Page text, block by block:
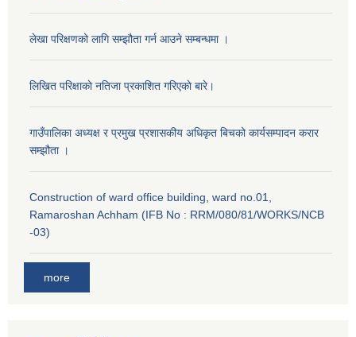
लेखा परिक्षणको लागि सम्झौता गर्न आउने सम्बन्धमा ।
लिखित परिक्षाकाे नतिजा प्रकाशित गरिएकाे बारे।
गाउँपालिका अध्यक्ष र प्रमुख प्रशासकीय अधिकृत बिचको कार्यसम्पादन करार
सम्झौता ।
Construction of ward office building, ward no.01,
Ramaroshan Achham (IFB No : RRM/080/81/WORKS/NCB
-03)
more